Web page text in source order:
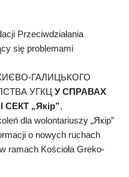
Przeciwdziałania
się problemami
ГАЛИЦЬКОГО
УГКЦ У СПРАВАХ
СЕКТ „Якір”,
dla wolontariuszy „Якір”
o nowych ruchach
ramach Kościoła Greko-